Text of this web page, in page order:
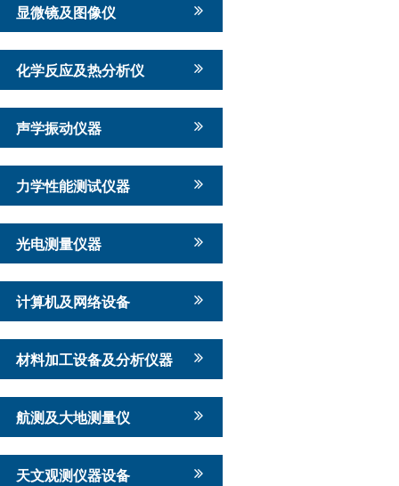
显微镜及图像仪
化学反应及热分析仪
声学振动仪器
力学性能测试仪器
光电测量仪器
计算机及网络设备
材料加工设备及分析仪器
航测及大地测量仪
天文观测仪器设备